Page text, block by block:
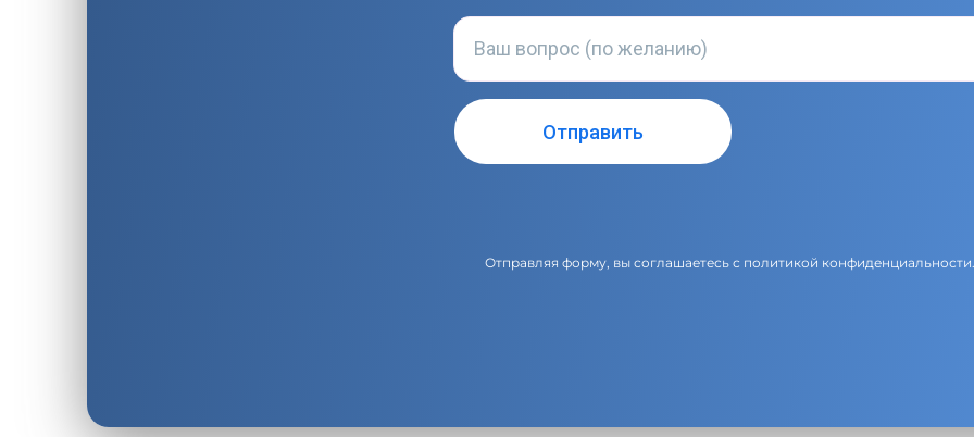
Отправляя форму, вы соглашаетесь с политикой конфиденциальности